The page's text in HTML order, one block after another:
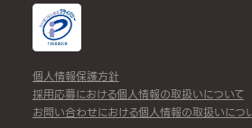
個人情報保護方針
採用応募における個人情報の取扱いについて
お問い合わせにおける個人情報の取扱いにつ